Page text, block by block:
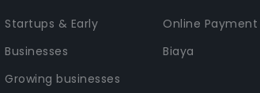
Startups & Early
Businesses
Growing businesses
Online Payment
Biaya